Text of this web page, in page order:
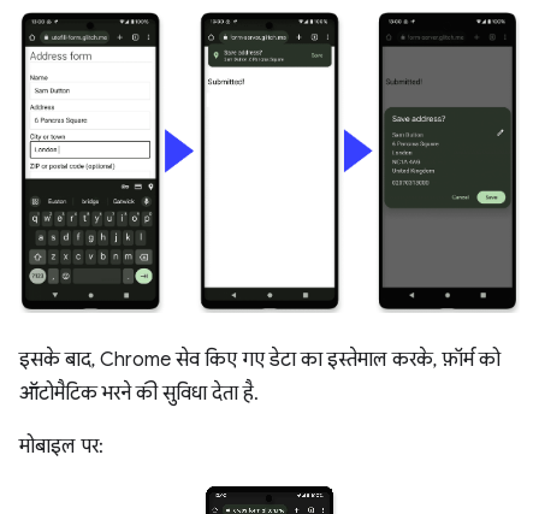
इसके बाद, Chrome सेव किए गए डेटा का इस्तेमाल करके, फ़ॉर्म को
ऑटोमैटिक भरने की सुविधा देता है.
मोबाइल पर: